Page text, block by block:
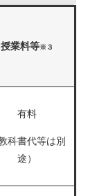
授業料等※３
有料
教科書代等は別
途）